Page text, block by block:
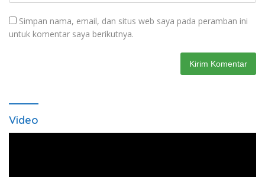
Simpan nama, email, dan situs web saya pada peramban ini
untuk komentar saya berikutnya.
Video